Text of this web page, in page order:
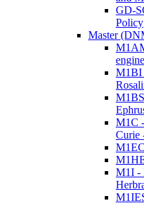
GD-
Policy
Master
M1BI
M1C
Curie
M1I -